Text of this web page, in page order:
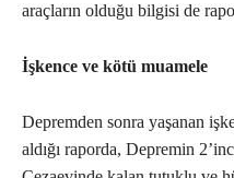
araçların olduğu bilgisi de
İşkence ve kötü muamele
Depremden sonra yaşanan
aldığı raporda, Depremin